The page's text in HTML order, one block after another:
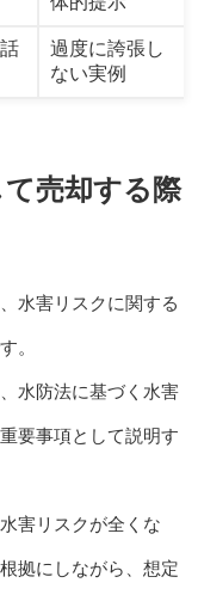
過度に誇張し
ない実例
売却する際
水害リスクに関する
。
水防法に基づく水害
要事項として説明す
害リスクが全くな
拠にしながら、想定